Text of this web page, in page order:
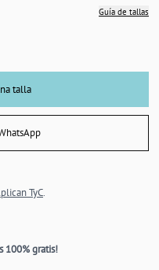
Guía de tallas
talla
TyC.
100% gratis!